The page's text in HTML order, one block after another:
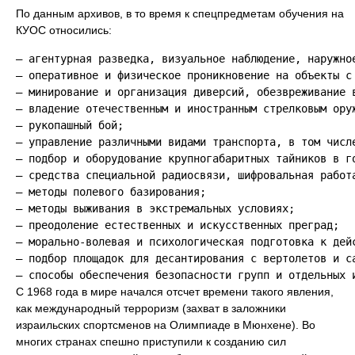
По данным архивов, в то время к спецпредметам обучения на
КУОС относились:
— агентурная разведка, визуальное наблюдение,
— оперативное и физическое проникновение на объекты
— минирование и организация диверсий,
— владение отечественным и иностранным стрелковым
— рукопашный бой;
— управление различными видами транспорта, в том
— подбор и оборудование крупногабаритных тайников в
— средства специальной радиосвязи, шифровальная
— методы полевого базирования;
— методы выживания в экстремальных условиях;
— преодоление естественных и искусственных преград;
— морально-волевая и психологическая подготовка к
— подбор площадок для десантирования с вертолетов и
С 1968 года в мире начался отсчет времени такого явления,
как международный терроризм (захват в заложники
израильских спортсменов на Олимпиаде в Мюнхене). Во
многих странах спешно приступили к созданию сил